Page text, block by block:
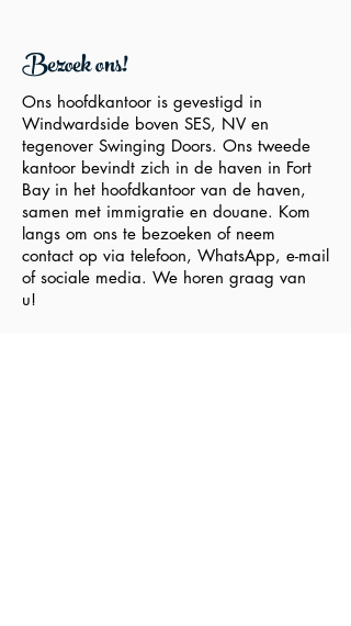
Bezoek ons!
Ons hoofdkantoor is gevestigd in
Windwardside boven SES, NV en
tegenover Swinging Doors. Ons tweede
kantoor bevindt zich in de haven in Fort
Bay in het hoofdkantoor van de haven,
samen met immigratie en douane. Kom
langs om ons te bezoeken of neem
contact op via telefoon, WhatsApp, e-mail
of sociale media. We horen graag van
u!